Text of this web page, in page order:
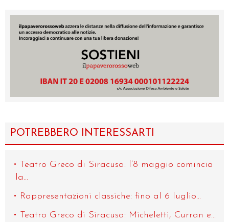
POTREBBERO INTERESSARTI
Teatro Greco di Siracusa: l’8 maggio comincia
la...
Rappresentazioni classiche: fino al 6 luglio...
Teatro Greco di Siracusa: Micheletti, Curran e...